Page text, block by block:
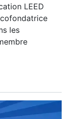
LEED
les